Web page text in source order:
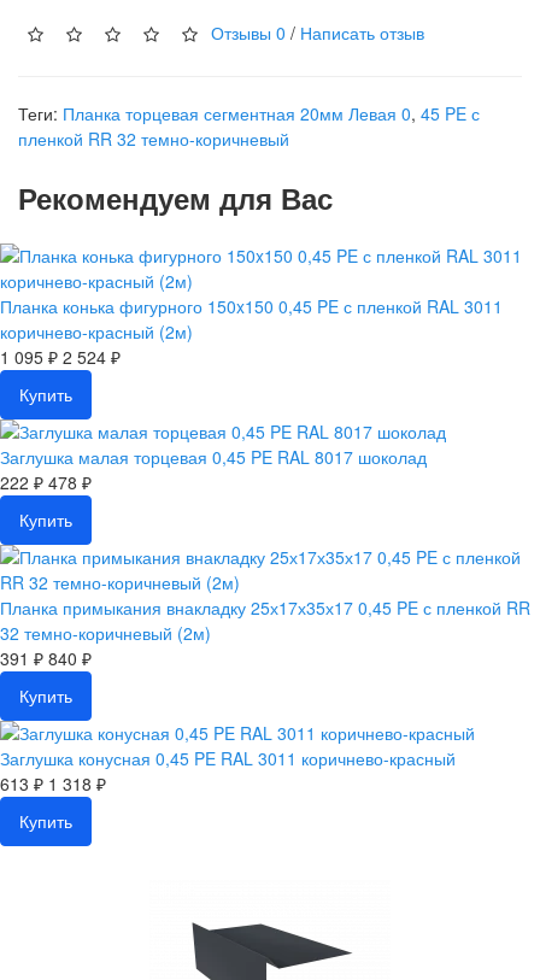
Отзывы 0 / Написать отзыв
Теги: Планка торцевая сегментная 20мм Левая 0, 45 PE с
пленкой RR 32 темно-коричневый
Рекомендуем для Вас
Планка конька фигурного 150x150 0,45 PE с пленкой RAL 3011
коричнево-красный (2м)
1 095 ₽ 2 524 ₽
Купить
Заглушка малая торцевая 0,45 PE RAL 8017 шоколад
222 ₽ 478 ₽
Купить
Планка примыкания внакладку 25х17х35х17 0,45 PE с пленкой RR
32 темно-коричневый (2м)
391 ₽ 840 ₽
Купить
Заглушка конусная 0,45 PE RAL 3011 коричнево-красный
613 ₽ 1 318 ₽
Купить